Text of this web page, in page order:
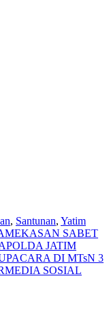
, Santunan, Yatim
SABET
JATIM
DI MTsN 3
SOSIAL